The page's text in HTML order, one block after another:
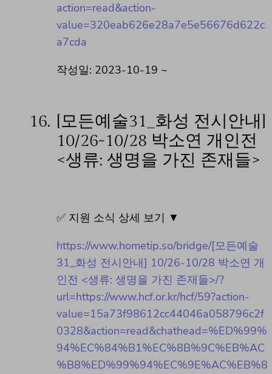
action=read&action-
value=320eab626e28a7e5e56676d622c
a7cda
작성일: 2023-10-19 ~
16.
[모든예술31_화성 전시안내]
10/26-10/28 박소연 개인전
<생류: 생명을 가진 존재들>
✅ 지원 소식 상세 보기 ▼
https://www.hometip.so/bridge/[모든예술
31_화성 전시안내] 10/26-10/28 박소연 개
인전 <생류: 생명을 가진 존재들>/?
url=https://www.hcf.or.kr/hcf/59?action-
value=15a73f98612cc44046a058796c2f
0328&action=read&chathead=%ED%99%
94%EC%84%B1%EC%8B%9C%EB%AC
%B8%ED%99%94%EC%9E%AC%EB%8